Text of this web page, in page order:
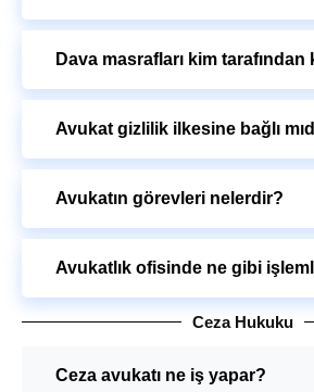
Dava masrafları kim tarafından
Avukat gizlilik ilkesine bağlı
Avukatın görevleri nelerdir?
Avukatlık ofisinde ne gibi
Ceza Hukuku
Ceza avukatı ne iş yapar?